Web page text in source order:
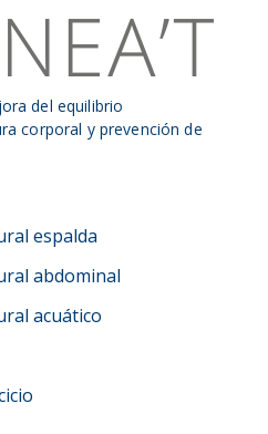
del equilibrio
corporal y prevención de
espalda
abdominal
acuático